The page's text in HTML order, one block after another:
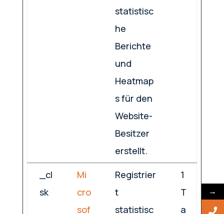
statistisc
he
Berichte
und
Heatmap
s für den
Website-
Besitzer
erstellt.
_cl
sk
Mi
cro
sof
Registrier
t
statistisc
1
T
a
→